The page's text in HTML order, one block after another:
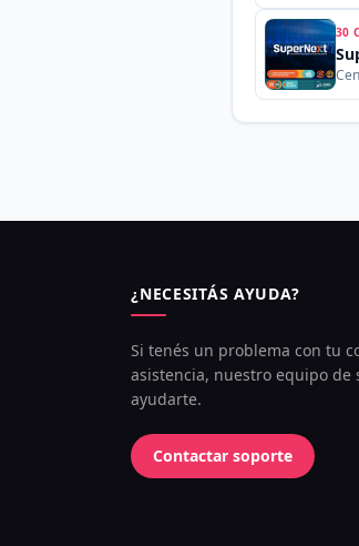
30
¿NECESITÁS AYUDA?
Si tenés un problema con tu
asistencia, nuestro equipo de
ayudarte.
Contactar soporte